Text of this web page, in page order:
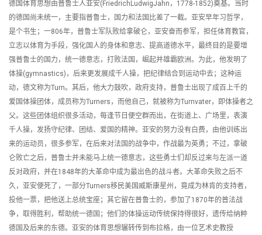
德国体育思想由普鲁士人亚安(FriedrichLudwigJahn，1778-1852)奠基。当时
的德国尚未统一，主要指普鲁士，国力和法国比差了一截。亚安早年习哲学，
是个书生；一806年，普鲁士军队败给拿破仑，亚安奋而参军，担任体育教官，
立志以体育为手段，强化国人的身体和意志、提高道德水平，最终目的是要增
强普鲁士的国力，统一德意志，打败法国，崛起并雄霸欧洲。为此，他发明了
体操(gymnastics)，后来更发展成千人操，把纪律结合到运动中去；这种运
动，德文称为Turn。其后，他大力鼓吹，政府支持，普鲁士出现了成百上千的
爱国体操团体，成员称为Turners，而他自己，就被称为Turnvater，即体操者之
父。这些团体组织很多活动，每逢节日便空群而出，在街道上、广场里，表演
千人操，发扬守纪律、团结、爱国的精神。亚安的努力没有白费，由他训练出
来的运动员，很多参军，在后来对法国的战争中，作战最为英勇；不过，拿破
仑败亡之后，普鲁士并未能马上统一德意志，这些勇士们却反过来与左派一道
反对政府，并在1848年的大革命中成为最出色的战斗者。大革命失败之后不
久，亚安便死了，一部分Turners移民美国威斯康星州，竟成为林肯的支持者，
投他一票，把他送上总统宝座；其它留在普鲁士的，参加了1870年的普法战
争，取得胜利，帮助统一德国；他们的体操运动传统保持得很好，遗传给纳粹
德国及后来的东德。亚安的体育思想辗转传到布拉格，由一位艺术史教授